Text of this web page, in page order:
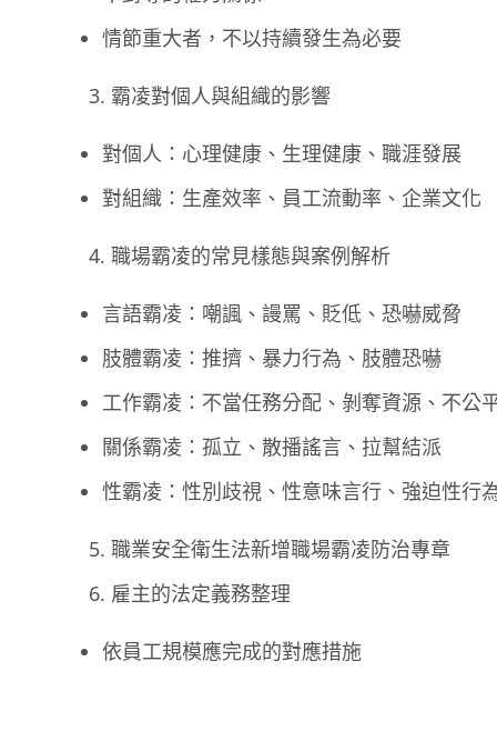
情節重大者，不以持續發生為必要
霸凌對個人與組織的影響
對個人：心理健康、生理健康、職涯發展
對組織：生產效率、員工流動率、企業文化
職場霸凌的常見樣態與案例解析
言語霸凌：嘲諷、謾罵、貶低、恐嚇威脅
肢體霸凌：推擠、暴力行為、肢體恐嚇
工作霸凌：不當任務分配、剝奪資源、不公
關係霸凌：孤立、散播謠言、拉幫結派
性霸凌：性別歧視、性意味言行、強迫性行
職業安全衛生法新增職場霸凌防治專章
雇主的法定義務整理
依員工規模應完成的對應措施